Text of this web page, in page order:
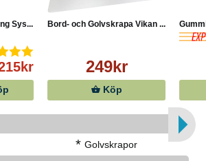
Sys... Bord- och Golvskrapa Vikan ...
249kr
Köp
* Golvskrapor